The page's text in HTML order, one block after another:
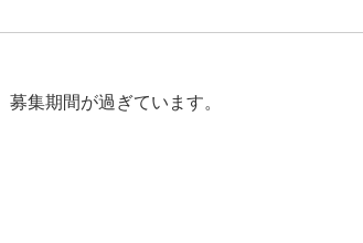
募集期間が過ぎています。